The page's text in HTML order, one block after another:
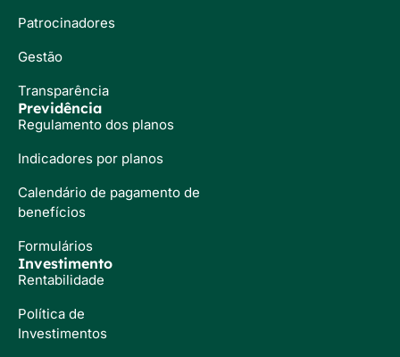
Patrocinadores
Gestão
Transparência
Previdência
Regulamento dos planos
Indicadores por planos
Calendário de pagamento de
benefícios
Formulários
Investimento
Rentabilidade
Política de
Investimentos